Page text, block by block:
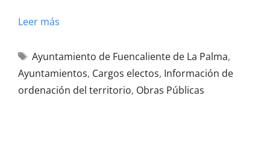
Leer más
Ayuntamiento de Fuencaliente de La Palma,
Ayuntamientos, Cargos electos, Información de
ordenación del territorio, Obras Públicas